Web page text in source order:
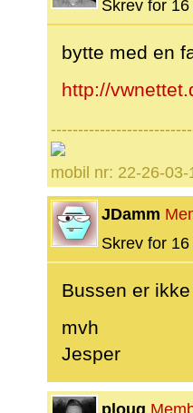
Skrev for
bytte med en
http://
mobil nr: 22-26-03-
JDamm
Skrev for
Bussen er
mvh
Jesper